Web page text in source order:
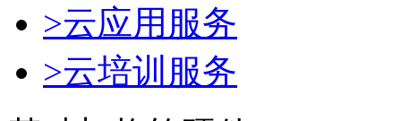
>云应用服务
>云培训服务